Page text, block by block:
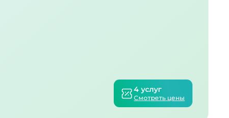
4 услуг
Смотреть цены